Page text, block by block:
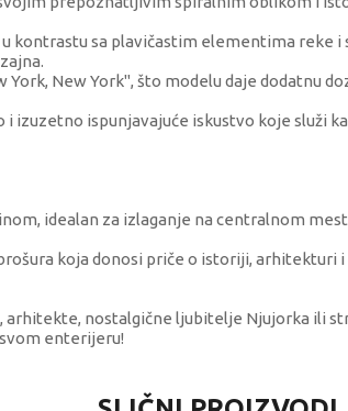
kontrastu sa plavičastim elementima reke i
New York", što modelu daje dodatnu
izuzetno ispunjavajuće iskustvo koje služi
idealan za izlaganje na centralnom
koja donosi priče o istoriji, arhitekturi i
arhitekte, nostalgične ljubitelje Njujorka ili
enterijeru!